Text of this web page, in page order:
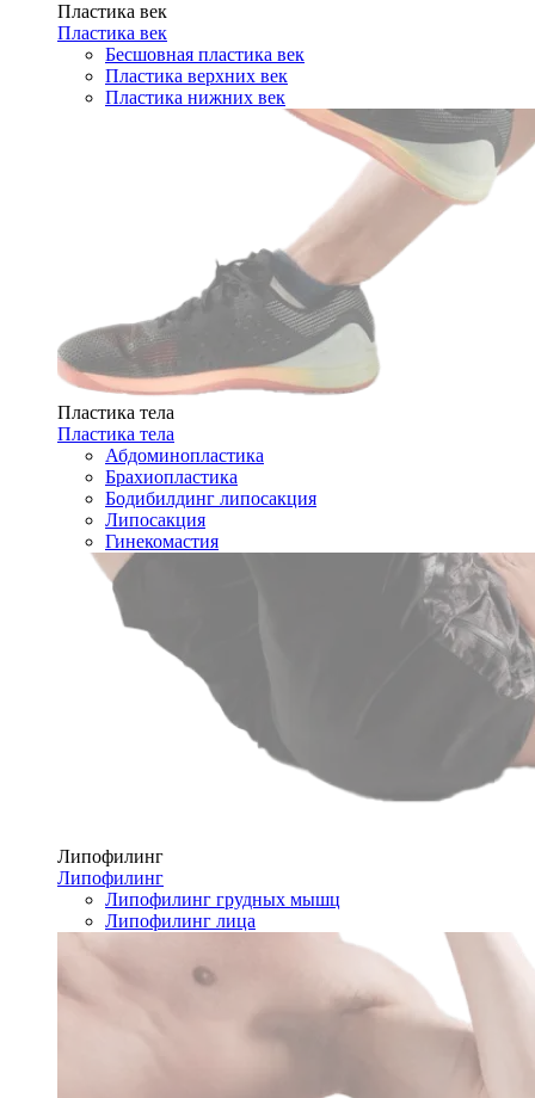
Пластика век
Пластика век
Бесшовная пластика век
Пластика верхних век
Пластика нижних век
Пластика тела
Пластика тела
Абдоминопластика
Брахиопластика
Бодибилдинг липосакция
Липосакция
Гинекомастия
Липофилинг
Липофилинг
Липофилинг грудных мышц
Липофилинг лица